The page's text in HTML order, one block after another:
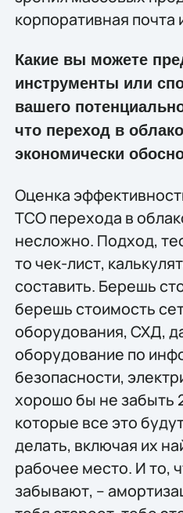
корпоративная почта
Какие вы можете
инструменты или
вашего
что переход в
экономически
Оценка
TCO перехода в
несложно. Подход,
то чек-лист,
составить. Берешь
берешь стоимость
оборудования, СХД,
оборудование по
безопасности,
хорошо бы не забыть
которые все это
делать, включая их
рабочее место. И то,
забывают, –